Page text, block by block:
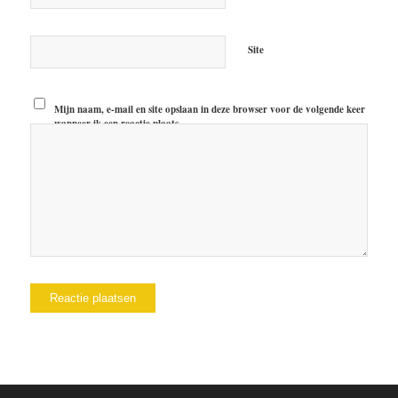
Site
Mijn naam, e-mail en site opslaan in deze browser voor de volgende keer
wanneer ik een reactie plaats.